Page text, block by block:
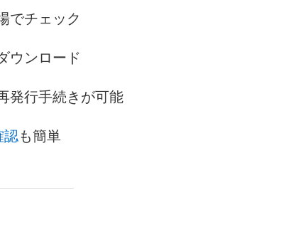
でチェック
ウンロード
発行手続きが可能
認も簡単